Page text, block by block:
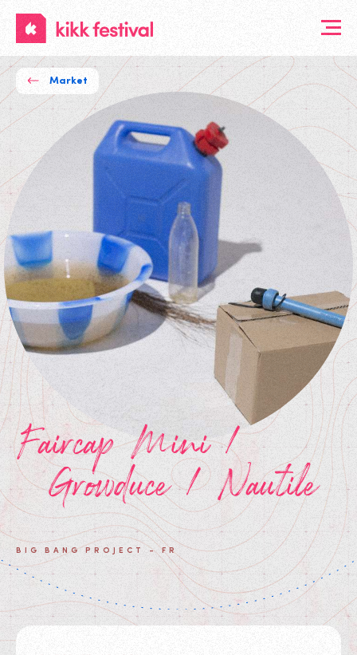
KIKK
Festival
Market
Faircap Mini /
Growduce / Nautile
BIG BANG PROJECT - FR